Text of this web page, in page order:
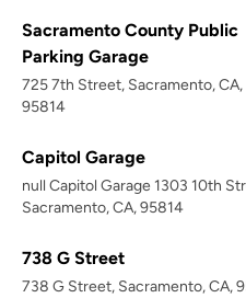
Sacramento County Public
Parking Garage
725 7th Street, Sacramento, CA,
95814
Capitol Garage
null Capitol Garage 1303 10th
Sacramento, CA, 95814
738 G Street
738 G Street, Sacramento, CA,